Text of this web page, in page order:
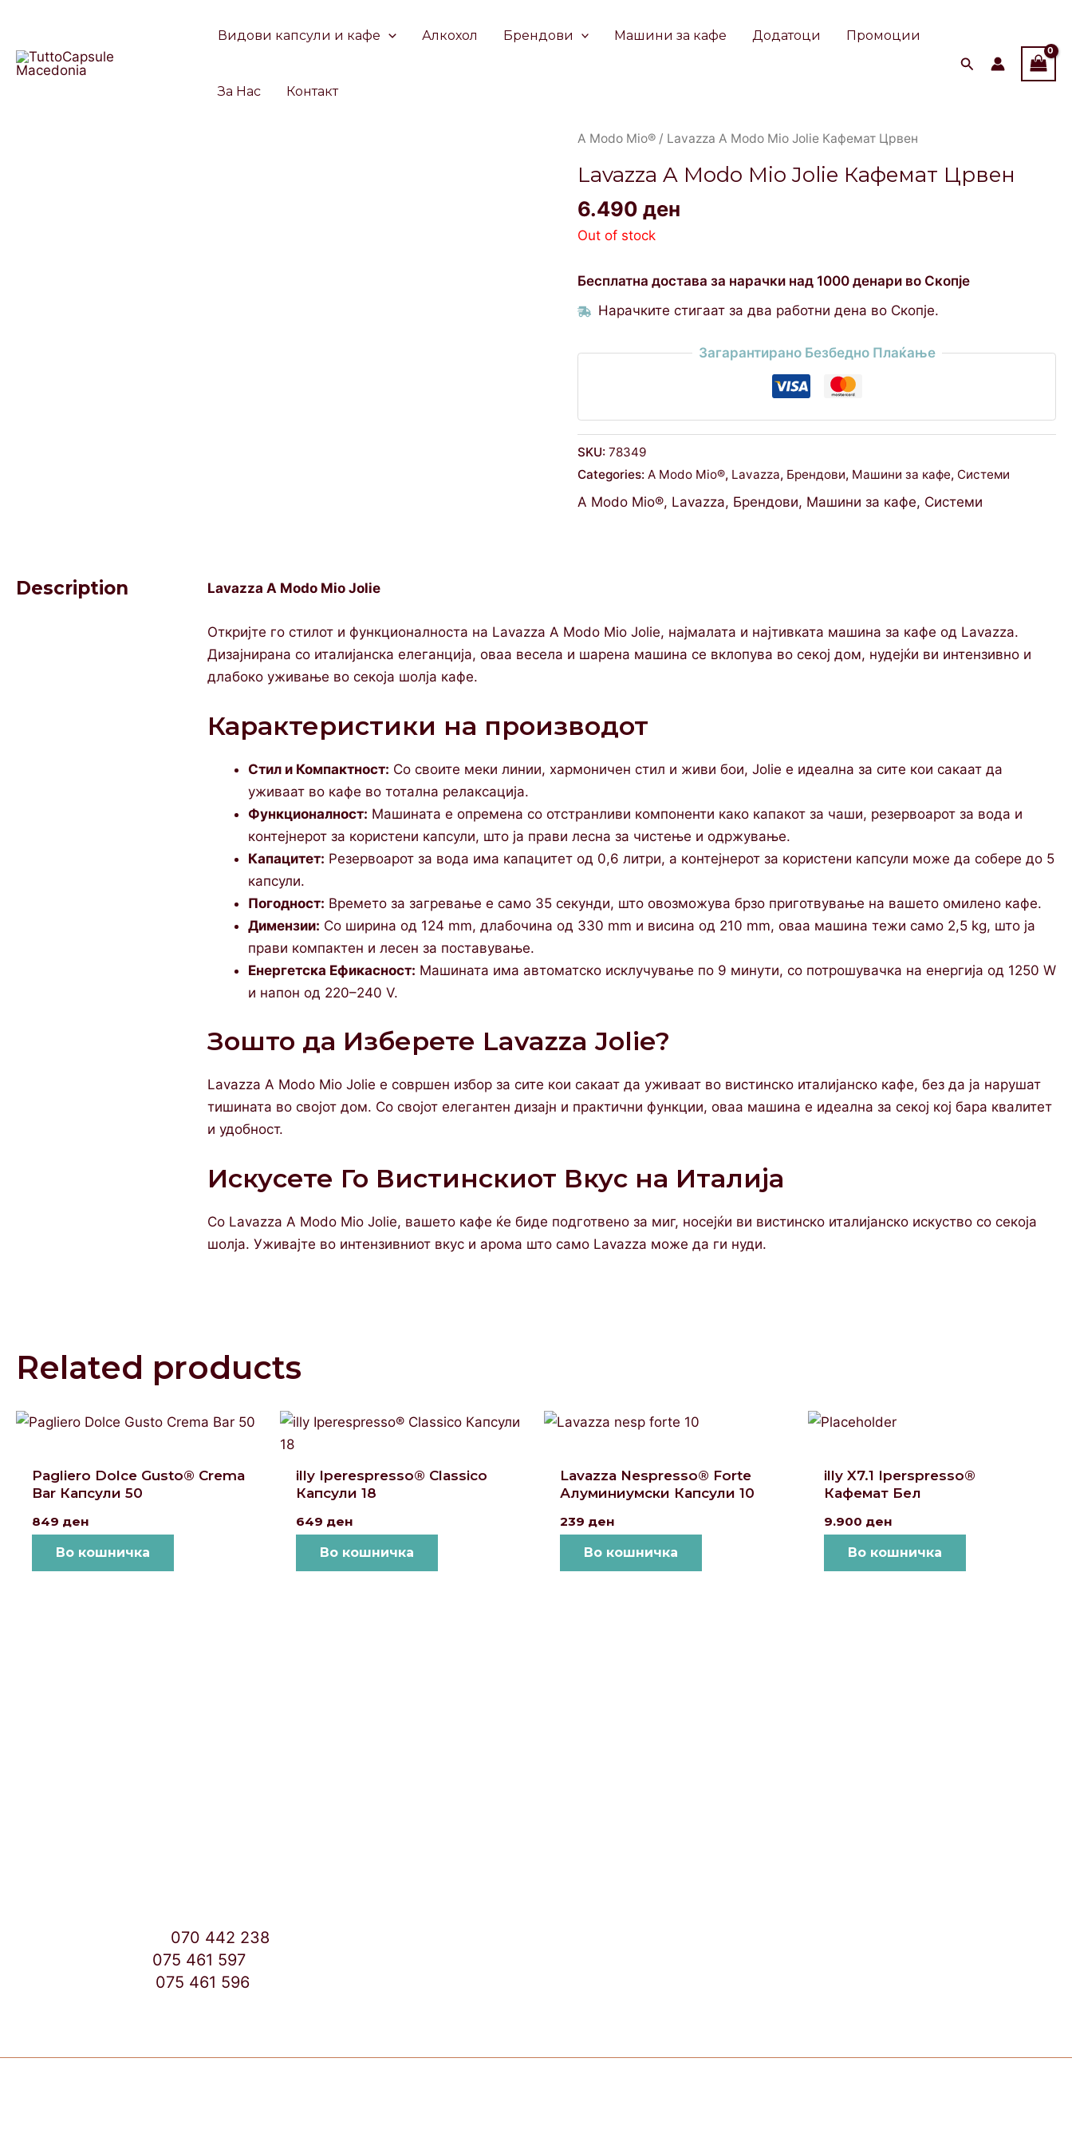
content
Видови капсули и кафе Алкохол Брендови Машини за кафе Додатоци Промоции
За Нас Контакт
A Modo Mio® / Lavazza A Modo Mio Jolie Кафемат Црвен
Lavazza A Modo Mio Jolie Кафемат Црвен
6.490ден
Out of stock
Бесплатна достава за нарачки над 1000 денари во Скопје
Нарачките стигаат за два работни дена во Скопје.
Загарантирано Безбедно Плаќање
SKU:78349
Categories: A Modo Mio®, Lavazza, Брендови, Машини за кафе, Системи
A Modo Mio®, Lavazza, Брендови, Машини за кафе, Системи
Description Lavazza A Modo Mio Jolie
Откријте го стилот и функционалноста на Lavazza A Modo Mio Jolie, најмалата и најтивката машина за кафе од Lavazza.
Дизајнирана со италијанска елеганција, оваа весела и шарена машина се вклопува во секој дом, нудејќи ви интензивно и
длабоко уживање во секоја шолја кафе.
Карактеристики на производот
Стил и Компактност: Со своите меки линии, хармоничен стил и живи бои, Jolie е идеална за сите кои сакаат да
уживаат во кафе во тотална релаксација.
Функционалност: Машината е опремена со отстранливи компоненти како капакот за чаши, резервоарот за вода и
контејнерот за користени капсули, што ја прави лесна за чистење и одржување.
Капацитет: Резервоарот за вода има капацитет од 0,6 литри, а контејнерот за користени капсули може да собере до 5
капсули.
Погодност: Времето за загревање е само 35 секунди, што овозможува брзо приготвување на вашето омилено кафе.
Димензии: Со ширина од 124 mm, длабочина од 330 mm и висина од 210 mm, оваа машина тежи само 2,5 kg, што ја
прави компактен и лесен за поставување.
Енергетска Ефикасност: Машината има автоматско исклучување по 9 минути, со потрошувачка на енергија од 1250 W
и напон од 220–240 V.
Зошто да Изберете Lavazza Jolie?
Lavazza A Modo Mio Jolie е совршен избор за сите кои сакаат да уживаат во вистинско италијанско кафе, без да ја нарушат
тишината во својот дом. Со својот елегантен дизајн и практични функции, оваа машина е идеална за секој кој бара квалитет
и удобност.
Искусете Го Вистинскиот Вкус на Италија
Со Lavazza A Modo Mio Jolie, вашето кафе ќе биде подготвено за миг, носејќи ви вистинско италијанско искуство со секоја
шолја. Уживајте во интензивниот вкус и арома што само Lavazza може да ги нуди.
Related products
Pagliero Dolce Gusto® Crema
Bar Капсули 50
849 ден
Во кошничка
illy Iperespresso® Classico
Капсули 18
649 ден
Во кошничка
Lavazza Nespresso® Forte
Алуминиумски Капсули 10
239 ден
Во кошничка
illy X7.1 Iperspresso®
Кафемат Бел
9.900 ден
Во кошничка
070 442 238
075 461 597
075 461 596